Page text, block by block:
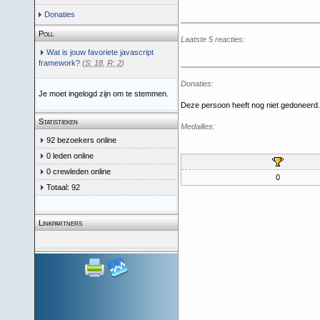
Donaties
Poll
Wat is jouw favoriete javascript
framework? (S: 18, R: 2)
Je moet ingelogd zijn om te stemmen.
Statistieken
92 bezoekers online
0 leden online
0 crewleden online
Totaal: 92
Linkpartners
Laatste 5 reacties:
Donaties:
Deze persoon heeft nog niet gedoneerd.
Medailles:
0